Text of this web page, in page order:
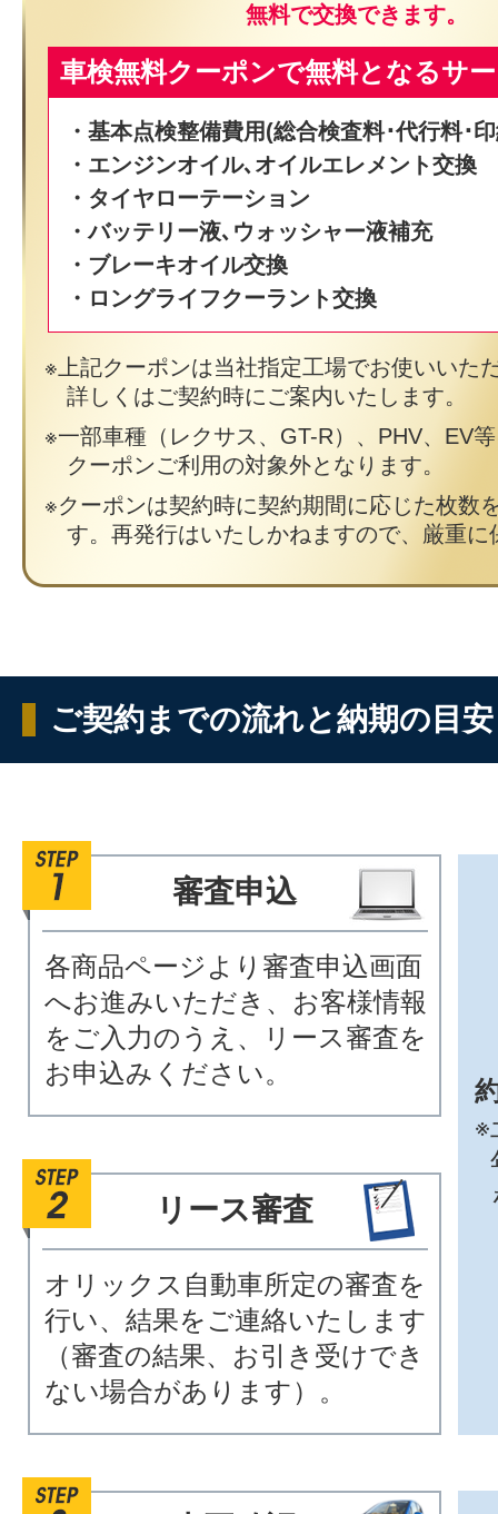
無料で交換できます。
車検無料クーポンで無料となるサ
・基本点検整備費用(総合検査料･代行料･
・エンジンオイル､オイルエレメント交換
・タイヤローテーション
・バッテリー液､ウォッシャー液補充
・ブレーキオイル交換
・ロングライフクーラント交換
上記クーポンは当社指定工場でお使いいた
詳しくはご契約時にご案内いたします。
一部車種（レクサス、GT-R）、PHV、EV
クーポンご利用の対象外となります。
クーポンは契約時に契約期間に応じた枚数
す。再発行はいたしかねますので、厳重に
ご契約までの流れと納期の目安
審査申込
各商品ページより審査申込画面
へお進みいただき、お客様情報
をご入力のうえ、リース審査を
お申込みください。
リース審査
オリックス自動車所定の審査を
行い、結果をご連絡いたします
（審査の結果、お引き受けでき
ない場合があります）。
※